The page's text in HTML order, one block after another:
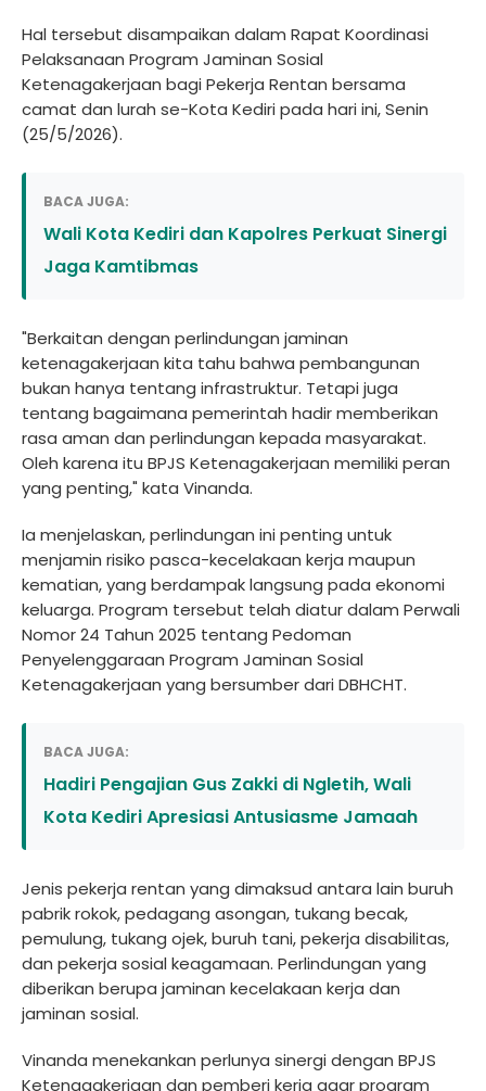
Hal tersebut disampaikan dalam Rapat Koordinasi
Pelaksanaan Program Jaminan Sosial
Ketenagakerjaan bagi Pekerja Rentan bersama
camat dan lurah se-Kota Kediri pada hari ini, Senin
(25/5/2026).
BACA JUGA:
Wali Kota Kediri dan Kapolres Perkuat Sinergi
Jaga Kamtibmas
"Berkaitan dengan perlindungan jaminan
ketenagakerjaan kita tahu bahwa pembangunan
bukan hanya tentang infrastruktur. Tetapi juga
tentang bagaimana pemerintah hadir memberikan
rasa aman dan perlindungan kepada masyarakat.
Oleh karena itu BPJS Ketenagakerjaan memiliki peran
yang penting," kata Vinanda.
Ia menjelaskan, perlindungan ini penting untuk
menjamin risiko pasca-kecelakaan kerja maupun
kematian, yang berdampak langsung pada ekonomi
keluarga. Program tersebut telah diatur dalam Perwali
Nomor 24 Tahun 2025 tentang Pedoman
Penyelenggaraan Program Jaminan Sosial
Ketenagakerjaan yang bersumber dari DBHCHT.
BACA JUGA:
Hadiri Pengajian Gus Zakki di Ngletih, Wali
Kota Kediri Apresiasi Antusiasme Jamaah
Jenis pekerja rentan yang dimaksud antara lain buruh
pabrik rokok, pedagang asongan, tukang becak,
pemulung, tukang ojek, buruh tani, pekerja disabilitas,
dan pekerja sosial keagamaan. Perlindungan yang
diberikan berupa jaminan kecelakaan kerja dan
jaminan sosial.
Vinanda menekankan perlunya sinergi dengan BPJS
Ketenagakerjaan dan pemberi kerja agar program